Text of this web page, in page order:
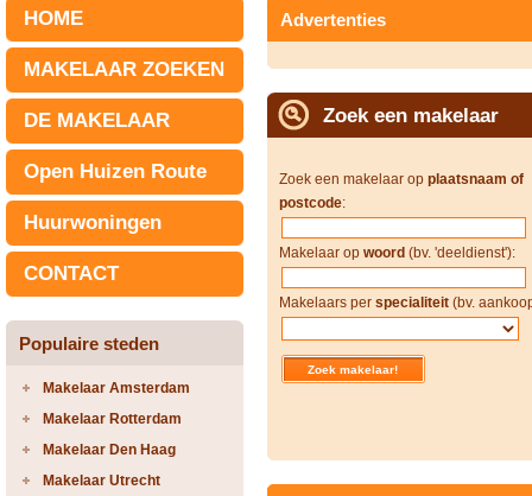
HOME
MAKELAAR ZOEKEN
DE MAKELAAR
Open Huizen Route
Huurwoningen
CONTACT
Populaire steden
Makelaar Amsterdam
Makelaar Rotterdam
Makelaar Den Haag
Makelaar Utrecht
Advertenties
Zoek een makelaar
Zoek een makelaar op plaatsnaam of
postcode:
Makelaar op woord (bv. 'deeldienst'):
Makelaars per specialiteit (bv.